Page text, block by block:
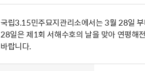
국립3.15민주묘지관리소에서는 3월 28일
28일은 제1회 서해수호의 날을 맞아 연평해
바랍니다.